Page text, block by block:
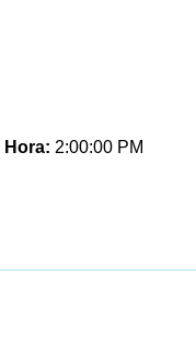
Hora: 2:00:00 PM